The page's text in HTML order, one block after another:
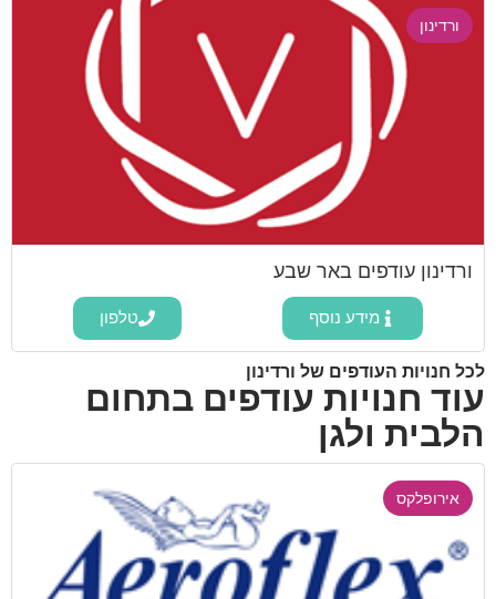
ורדינון
ורדינון עודפים באר שבע
מידע נוסף טלפון
לכל חנויות העודפים של ורדינון
עוד חנויות עודפים בתחום
הלבית ולגן
אירופלקס